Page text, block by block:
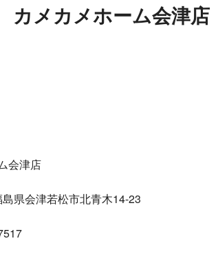
カメカメホーム会津店
会津店
県会津若松市北青木14-23